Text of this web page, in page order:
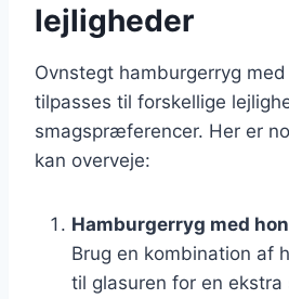
lejligheder
Ovnstegt hamburgerryg
tilpasses til forskellige
smagspræferencer. Her er
kan overveje:
Hamburgerryg med
Brug en kombination af
til glasuren for en